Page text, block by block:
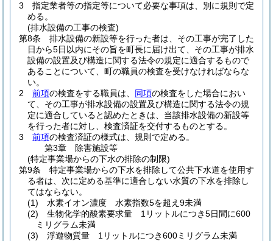
3
指定業者等の指定等について必要な事項は、別に規則で定
める。
(排水設備の工事の検査)
第8条
排水設備の新設等を行った者は、その工事が完了した
日から5日以内にその旨を町長に届け出て、その工事が排水
設備の設置及び構造に関する法令の規定に適合するもので
あることについて、町の職員の検査を受けなければならな
い。
2
前項の検査をする職員は、 同項の検査をした場合におい
て、その工事が排水設備の設置及び構造に関する法令の規
定に適合していると認めたときは、当該排水設備の新設等
を行った者に対し、検査済証を交付するものとする。
3
前項の検査済証の様式は、規則で定める。
第3章
除害施設等
(特定事業場からの下水の排除の制限)
第9条
特定事業場からの下水を排除して公共下水道を使用す
る者は、次に定める基準に適合しない水質の下水を排除し
てはならない。
(1)
水素イオン濃度 水素指数5を超え9未満
(2)
生物化学的酸素要求量 1リットルにつき5日間に600
ミリグラム未満
(3)
浮遊物質量 1リットルにつき600ミリグラム未満